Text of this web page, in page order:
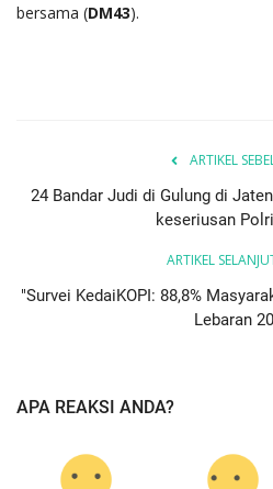
bersama (DM43).
ARTIKEL
24 Bandar Judi di Gulung di
keseriusan
ARTIKEL
"Survei KedaiKOPI: 88,8%
Lebaran
APA REAKSI ANDA?